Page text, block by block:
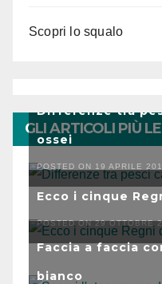
Scopri lo squalo
GLI ARTICOLI PIÙ
Differenze tra
ossei
POSTED ON 19 APRILE
Ecco i cinque
POSTED ON 29 OTTOBRE
Faccia a faccia
bianco